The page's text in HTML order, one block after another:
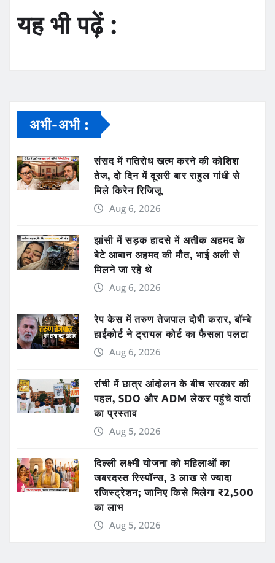
यह भी पढ़ें :
अभी-अभी :
संसद में गतिरोध खत्म करने की कोशिश
तेज, दो दिन में दूसरी बार राहुल गांधी से
मिले किरेन रिजिजू
Aug 6, 2026
झांसी में सड़क हादसे में अतीक अहमद के
बेटे आबान अहमद की मौत, भाई अली से
मिलने जा रहे थे
Aug 6, 2026
रेप केस में तरुण तेजपाल दोषी करार, बॉम्बे
हाईकोर्ट ने ट्रायल कोर्ट का फैसला पलटा
Aug 6, 2026
रांची में छात्र आंदोलन के बीच सरकार की
पहल, SDO और ADM लेकर पहुंचे वार्ता
का प्रस्ताव
Aug 5, 2026
दिल्ली लक्ष्मी योजना को महिलाओं का
जबरदस्त रिस्पॉन्स, 3 लाख से ज्यादा
रजिस्ट्रेशन; जानिए किसे मिलेगा ₹2,500
का लाभ
Aug 5, 2026